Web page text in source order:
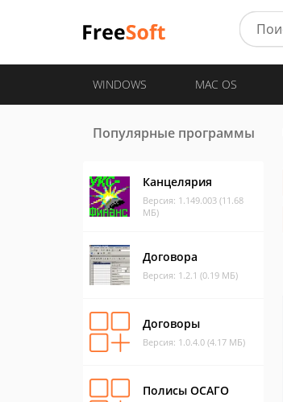
WINDOWS MAC OS
Популярные программы
Канцелярия
Версия: 1.149.003 (11.68
МБ)
Договора
Версия: 1.2.1 (0.19 МБ)
Договоры
Версия: 1.0.4.0 (4.17 МБ)
Полисы ОСАГО